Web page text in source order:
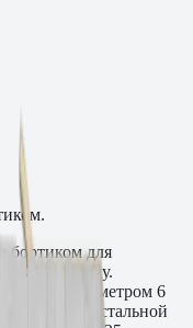
бортиком для
кирпичу.
PA6 диаметром 6
12 мм и стальной